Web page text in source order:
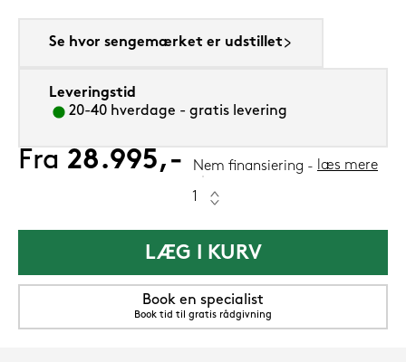
Se hvor sengemærket er udstillet
Leveringstid
20-40 hverdage - gratis levering
Fra 28.995,- Nem finansiering læs mere
LÆG I KURV
Book en specialist
Book tid til gratis rådgivning